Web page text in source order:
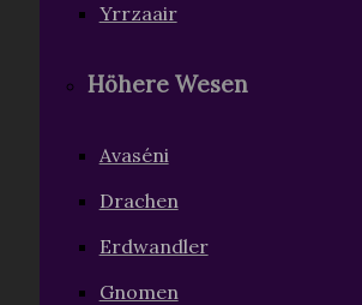
Yrrzaair
Höhere Wesen
Avaséni
Drachen
Erdwandler
Gnomen